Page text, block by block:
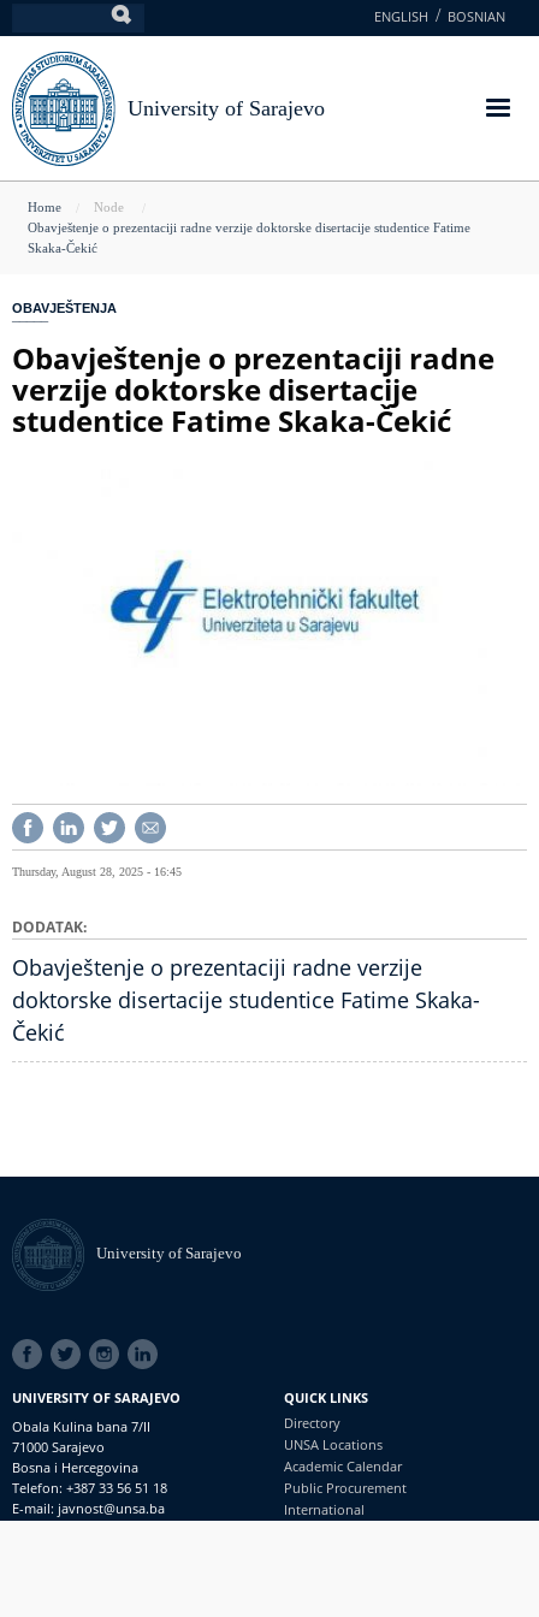
to
main
content
ENGLISH BOSNIAN
University of Sarajevo
You
are
Home
Node
Obavještenje o prezentaciji radne verzije doktorske disertacije studentice Fatime
Skaka-Čekić
OBAVJEŠTENJA
Obavještenje o prezentaciji radne
verzije doktorske disertacije
studentice Fatime Skaka-Čekić
Thursday, August 28, 2025 - 16:45
DODATAK
Obavještenje o prezentaciji radne verzije
doktorske disertacije studentice Fatime Skaka-
Čekić
University of Sarajevo
SOCIAL
LINKS
UNIVERSITY OF SARAJEVO
Obala Kulina bana 7/II
71000 Sarajevo
Bosna i Hercegovina
Telefon: +387 33 56 51 18
E-mail: javnost@unsa.ba
QUICK LINKS
Directory
UNSA Locations
Academic Calendar
Public Procurement
International